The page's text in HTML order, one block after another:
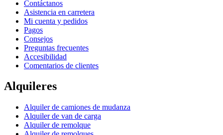
Contáctanos
Asistencia en carretera
Mi cuenta y pedidos
Pagos
Consejos
Preguntas frecuentes
Accesibilidad
Comentarios de clientes
Alquileres
Alquiler de camiones de mudanza
Alquiler de van de carga
Alquiler de remolque